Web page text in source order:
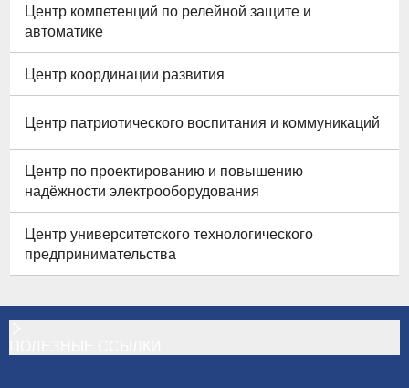
Центр компетенций по релейной защите и
автоматике
Центр координации развития
Центр патриотического воспитания и коммуникаций
Центр по проектированию и повышению
надёжности электрооборудования
Центр университетского технологического
предпринимательства